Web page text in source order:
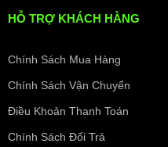
HỖ TRỢ KHÁCH HÀNG
Chính Sách Mua Hàng
Chính Sách Vận Chuyển
Điều Khoản Thanh Toán
Chính Sách Đổi Trả